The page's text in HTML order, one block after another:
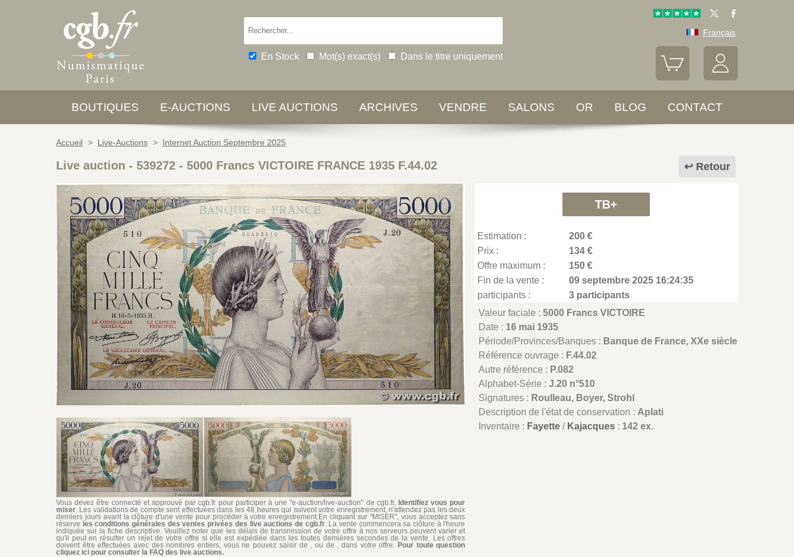
En Stock Mot(s) exact(s) Dans le titre uniquement
Français
BOUTIQUES E-AUCTIONS LIVE AUCTIONS ARCHIVES VENDRE SALONS OR BLOG CONTACT
Accueil > Live-Auctions > Internet Auction Septembre 2025
Retour
Live auction - 539272 - 5000 Francs VICTOIRE FRANCE 1935 F.44.02
Vous devez être connecté et approuvé par cgb.fr pour participer à une "e-auction/live-auction" de cgb.fr, Identifiez vous pour
miser . Les validations de compte sont effectuées dans les 48 heures qui suivent votre enregistrement, n'attendez pas les deux
derniers jours avant la clôture d'une vente pour procéder à votre enregistrement.En cliquant sur "MISER", vous acceptez sans
réserve les conditions générales des ventes privées des live auctions de cgb.fr. La vente commencera sa clôture à l'heure
indiquée sur la fiche descriptive. Veuillez noter que les délais de transmission de votre offre à nos serveurs peuvent varier et
qu'il peut en résulter un rejet de votre offre si elle est expédiée dans les toutes dernières secondes de la vente. Les offres
doivent être effectuées avec des nombres entiers, vous ne pouvez saisir de , ou de . dans votre offre.Pour toute question
cliquez ici pour consulter la FAQ des live auctions.
TB+
Estimation :
200 €
Prix :
134 €
Offre maximum :
150 €
Fin de la vente :
09 septembre 2025 16:24:35
participants :
3 participants
Valeur faciale :5000 Francs VICTOIRE
Date : 16 mai 1935
Période/Provinces/Banques : Banque de France, XXe siècle
Référence ouvrage : F.44.02
Autre référence : P.082
Alphabet-Série :J.20 n°510
Signatures : Roulleau, Boyer, Strohl
Description de l'état de conservation : Aplati
Inventaire : Fayette / Kajacques : 142 ex.